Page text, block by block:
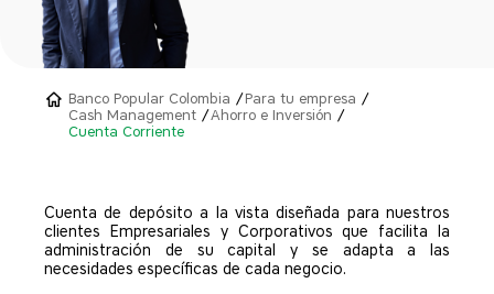
Banco Popular Colombia
Para tu empresa
Cash Management
Ahorro e Inversión
Cuenta Corriente
Cuenta de depósito a la vista diseñada para nuestros
clientes Empresariales y Corporativos que facilita la
administración de su capital y se adapta a las
necesidades específicas de cada negocio.